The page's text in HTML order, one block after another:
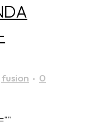
fusion
0